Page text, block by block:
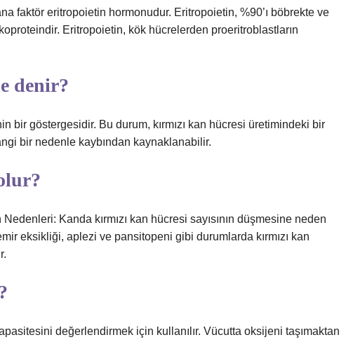
faktör eritropoietin hormonudur. Eritropoietin, %90’ı böbrekte ve
Eritropoietin, kök hücrelerden proeritroblastların
denir?
bir göstergesidir. Bu durum, kırmızı kan hücresi üretimindeki bir
bir nedenle kaybından kaynaklanabilir.
Nedenleri: Kanda kırmızı kan hücresi sayısının düşmesine neden
eksikliği, aplezi ve pansitopeni gibi durumlarda kırmızı kan
değerlendirmek için kullanılır. Vücutta oksijeni taşımaktan